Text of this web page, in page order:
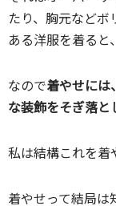
たり、胸元など
ある洋服を着ると
なので着やせには
な装飾をそぎ落と
私は結構これを着
着やせって結局